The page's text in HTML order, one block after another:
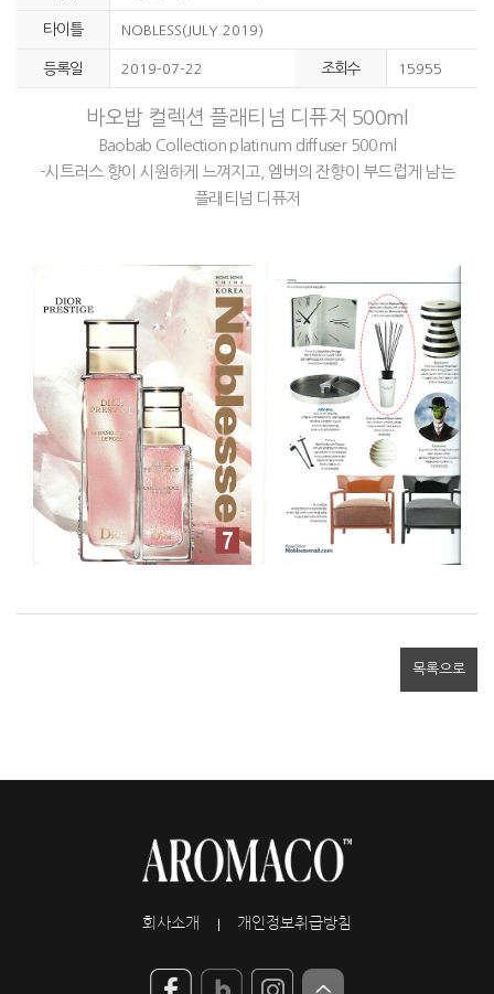
타이틀 NOBLESS(JULY.2019)
등록일 2019-07-22 조회수 15955
바오밥 컬렉션 플래티넘 디퓨저 500ml
Baobab Collection platinum diffuser 500ml
-시트러스 향이 시원하게 느껴지고, 엠버의 잔향이 부드럽게 남는
플래티넘 디퓨저
목록으로
회사소개 개인정보취급방침